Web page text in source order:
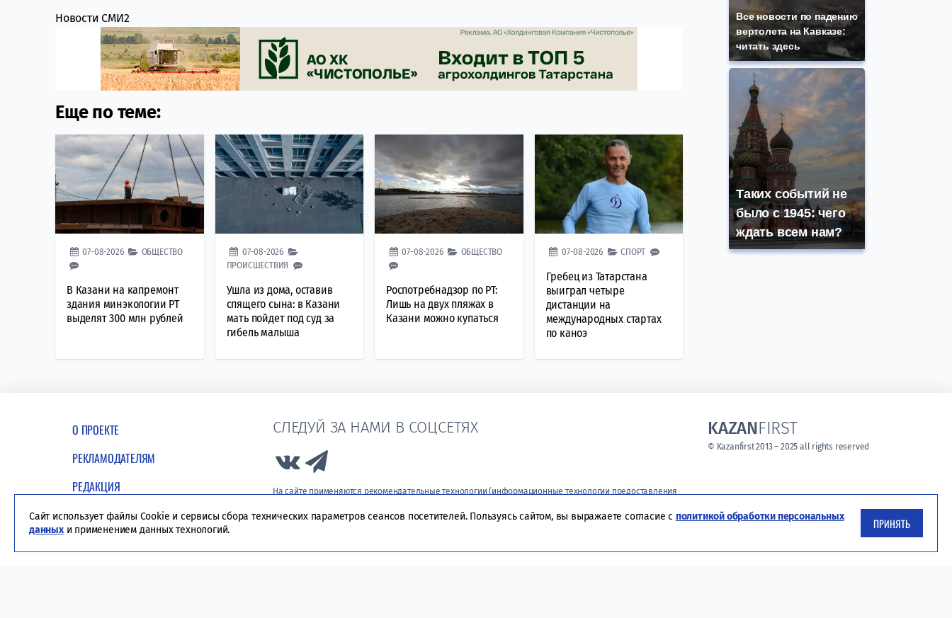
Новости СМИ2
Еще по теме:
07-08-2026 ОБЩЕСТВО
В Казани на капремонт
здания минэкологии РТ
выделят 300 млн рублей
07-08-2026
ПРОИСШЕСТВИЯ
Ушла из дома, оставив
спящего сына: в Казани
мать пойдет под суд за
гибель малыша
07-08-2026 ОБЩЕСТВО
Роспотребнадзор по РТ:
Лишь на двух пляжах в
Казани можно купаться
07-08-2026 СПОРТ
Гребец из Татарстана
выиграл четыре
дистанции на
международных стартах
по каноэ
Все новости по падению
вертолета на Кавказе:
читать здесь
Таких событий не
было с 1945: чего
ждать всем нам?
О ПРОЕКТЕ
РЕКЛАМОДАТЕЛЯМ
РЕДАКЦИЯ
ПОЛИТИКА
КОНФИДЕНЦИАЛЬНОСТИ
СЛЕДУЙ ЗА НАМИ В СОЦСЕТЯХ
Link to Vk
На сайте применяются рекомендательные технологии (информационные технологии предоставления
пользователей сети «Интернет», находящихся на территории Российской Федерации).
KAZANFIRST
© Kazanfirst 2013 – 2025 all rights reserved
Сайт использует файлы Cookie и сервисы сбора технических параметров сеансов посетителей. Пользуясь сайтом, вы выражаете согласие с политикой обработки персональных
данныхи применением данных технологий. ПРИНЯТЬ